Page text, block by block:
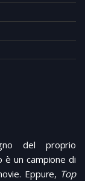
del proprio
un campione di
Eppure, Top